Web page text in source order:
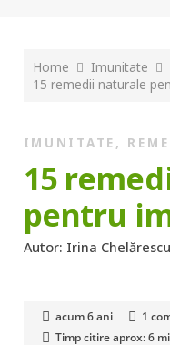
Home
Imunitate
15 remedii naturale
IMUNITATE ,
15
pentru
Autor: Irina Chelărescu
acum 6 ani 1
Timp citire aprox: 6